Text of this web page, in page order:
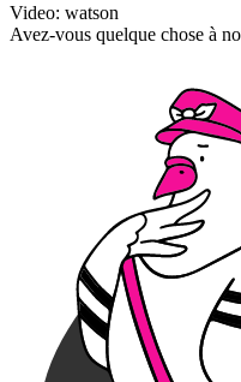
Video: watson
Avez-vous quelque chose à